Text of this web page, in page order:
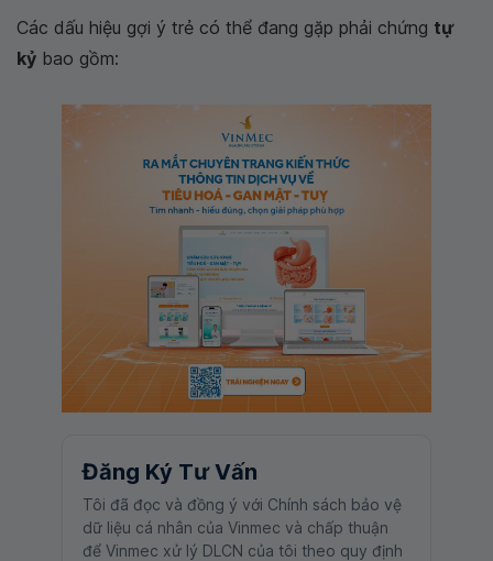
Các dấu hiệu gợi ý trẻ có thể đang gặp phải chứng tự
kỷ bao gồm:
Đăng Ký Tư Vấn
Tôi đã đọc và đồng ý với Chính sách bảo vệ
dữ liệu cá nhân của Vinmec và chấp thuận
để Vinmec xử lý DLCN của tôi theo quy định